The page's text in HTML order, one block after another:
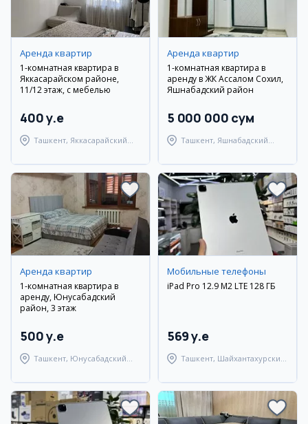
Аренда квартир
1-комнатная квартира в
Яккасарайском районе,
11/12 этаж, с мебелью
400 y.e
Ташкент, Яккасарайский
Аренда квартир
1-комнатная квартира в
аренду в ЖК Ассалом Сохил,
Яшнабадский район
5 000 000 сум
Ташкент, Яшнабадский
Аренда квартир
1-комнатная квартира в
аренду, Юнусабадский
район, 3 этаж
500 y.e
Ташкент, Юнусабадский
Мобильные телефоны
iPad Pro 12.9 M2 LTE 128 ГБ
569 y.e
Ташкент, Шайхантахурский